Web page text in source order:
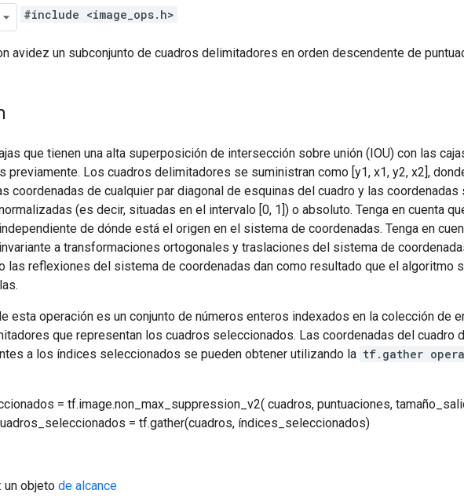
#include <image_ops.h>
avidez un subconjunto de cuadros delimitadores en orden descendente de
que tienen una alta superposición de intersección sobre unión (IOU) con las
previamente. Los cuadros delimitadores se suministran como [y1, x1, y2, x2],
coordenadas de cualquier par diagonal de esquinas del cuadro y las coordenadas
(es decir, situadas en el intervalo [0, 1]) o absoluto. Tenga en cuenta
de dónde está el origen en el sistema de coordenadas. Tenga en
a transformaciones ortogonales y traslaciones del sistema de
las reflexiones del sistema de coordenadas dan como resultado que el algoritmo
esta operación es un conjunto de números enteros indexados en la colección de
que representan los cuadros seleccionados. Las coordenadas del cuadro
a los índices seleccionados se pueden obtener utilizando la tf.gather
= tf.image.non_max_suppression_v2( cuadros, puntuaciones,
= tf.gather(cuadros, índices_seleccionados)
un objeto de alcance